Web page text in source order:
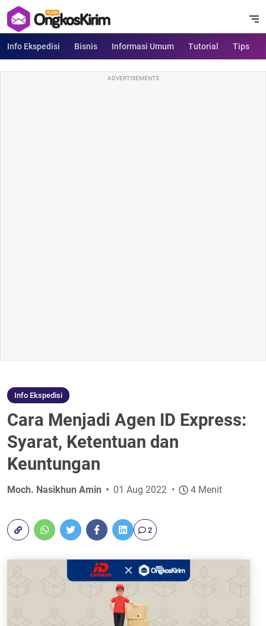
Info Ekspedisi Bisnis Informasi Umum Tutorial Tips
ADVERTISEMENTS
Info Ekspedisi
Cara Menjadi Agen ID Express:
Syarat, Ketentuan dan
Keuntungan
Moch. Nasikhun Amin 01 Aug 2022 4 Menit
2